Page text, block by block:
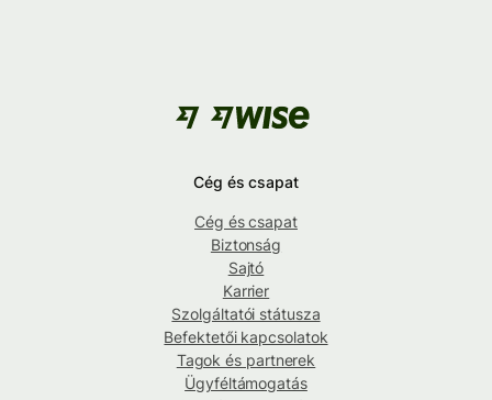
Cég és csapat
Cég és csapat
Biztonság
Sajtó
Karrier
Szolgáltatói státusza
Befektetői kapcsolatok
Tagok és partnerek
Ügyféltámogatás